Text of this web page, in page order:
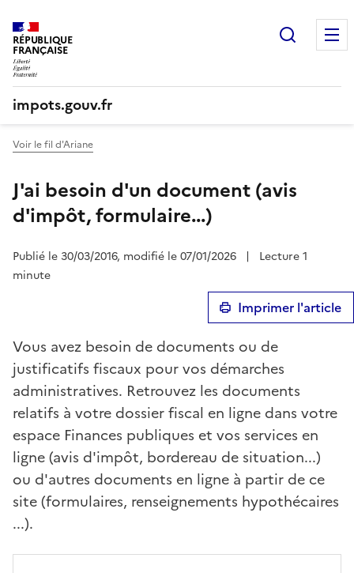
RÉPUBLIQUE
FRANÇAISE
impots.gouv.fr
Voir le fil d'Ariane
J'ai besoin d'un document (avis
d'impôt, formulaire...)
Publié le 30/03/2016, modifié le 07/01/2026 |
Lecture 1
minute
Imprimer l'article
Vous avez besoin de documents ou de
justificatifs fiscaux pour vos démarches
administratives. Retrouvez les documents
relatifs à votre dossier fiscal en ligne dans votre
espace Finances publiques et vos services en
ligne (avis d'impôt, bordereau de situation...)
ou d'autres documents en ligne à partir de ce
site (formulaires, renseignements hypothécaires
...).